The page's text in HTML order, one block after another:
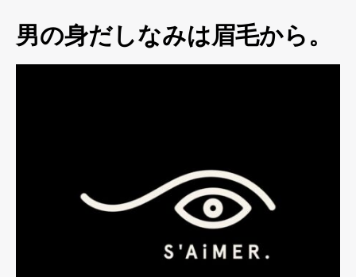
男の身だしなみは眉毛から。